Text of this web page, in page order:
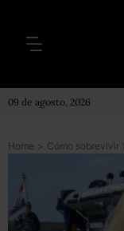
09 de agosto, 2026
Home >